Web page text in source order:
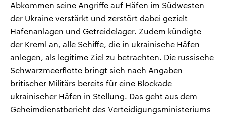
Abkommen seine Angriffe auf Häfen im Südwesten
der Ukraine verstärkt und zerstört dabei gezielt
Hafenanlagen und Getreidelager. Zudem kündigte
der Kreml an, alle Schiffe, die in ukrainische Häfen
anlegen, als legitime Ziel zu betrachten. Die russische
Schwarzmeerflotte bringt sich nach Angaben
britischer Militärs bereits für eine Blockade
ukrainischer Häfen in Stellung. Das geht aus dem
Geheimdienstbericht des Verteidigungsministeriums